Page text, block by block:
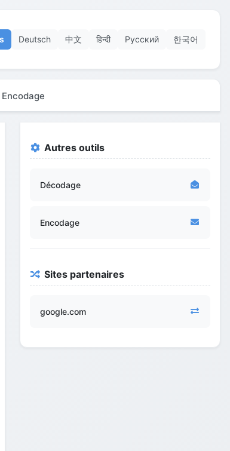
Deutsch 中文 हिन्दी Русский 한국어
Encodage
Autres outils
Décodage
Encodage
Sites partenaires
google.com